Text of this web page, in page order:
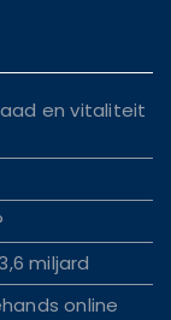
en vitaliteit
miljard
online